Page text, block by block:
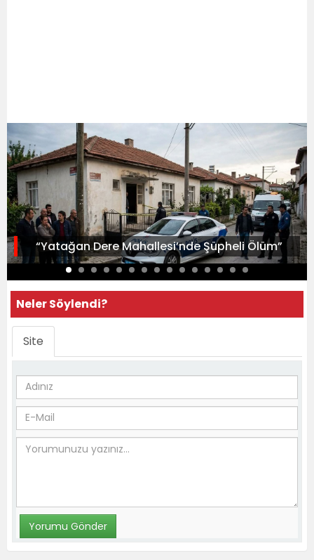
“Yatağan Dere Mahallesi’nde Şüpheli Ölüm”
Neler Söylendi?
Site